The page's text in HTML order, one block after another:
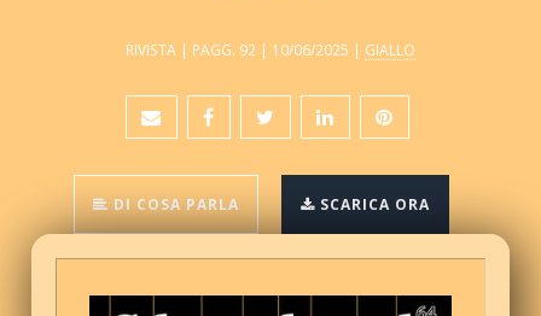
RIVISTA | PAGG. 92 | 10/06/2025 | GIALLO
DI COSA PARLA SCARICA ORA